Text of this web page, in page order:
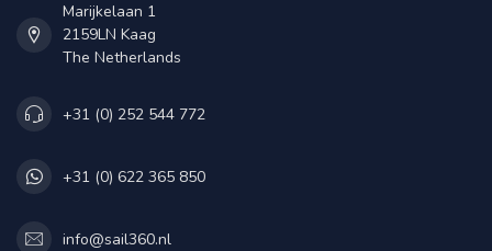
Marijkelaan 1
2159LN Kaag
The Netherlands
+31 (0) 252 544 772
+31 (0) 622 365 850
info@sail360.nl